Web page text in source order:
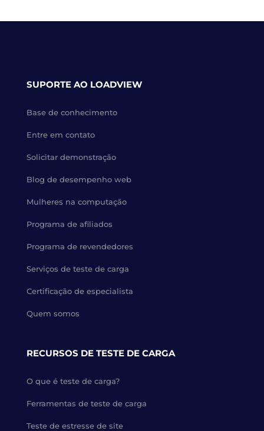
SUPORTE AO LOADVIEW
Base de conhecimento
Entre em contato
Solicitar demonstração
Blog de desempenho web
Mulheres na computação
Programa de afiliados
Programa de revendedores
Serviços de teste de carga
Certificação de especialista
Quem somos
RECURSOS DE TESTE DE CARGA
O que é teste de carga?
Ferramentas de teste de carga
Teste de estresse de site